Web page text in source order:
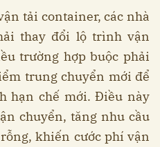
tải container, các nhà
thay đổi lộ trình vận
trường hợp buộc phải
trung chuyển mới để
hạn chế mới. Điều này
chuyển, tăng nhu cầu
khiến cước phí vận